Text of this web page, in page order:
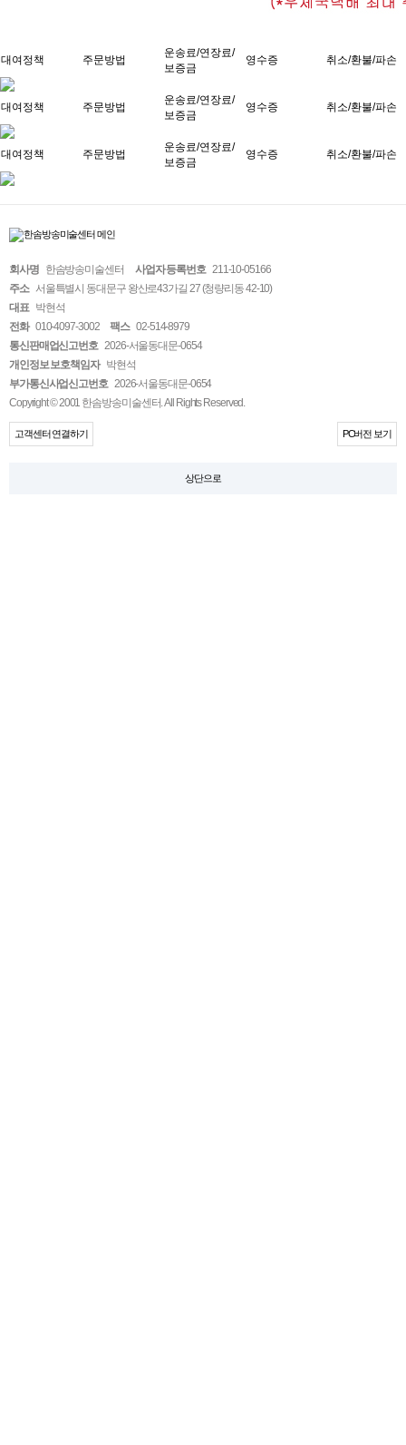
대여정책 주문방법
운송료/연장료/
보증금
영수증 취소/환불/파손
대여정책 주문방법
운송료/연장료/
보증금
영수증 취소/환불/파손
대여정책 주문방법
운송료/연장료/
보증금
영수증 취소/환불/파손
회사명 한솜방송미술센터 사업자 등록번호 211-10-05166
주소 서울특별시 동대문구 왕산로43가길 27 (청량리동 42-10)
대표 박현석
전화 010-4097-3002 팩스 02-514-8979
통신판매업신고번호 2026-서울동대문-0654
개인정보 보호책임자 박현석
부가통신사업신고번호 2026-서울동대문-0654
Copyright © 2001 한솜방송미술센터. All Rights Reserved.
고객센터 연결하기 PC버전 보기
상단으로